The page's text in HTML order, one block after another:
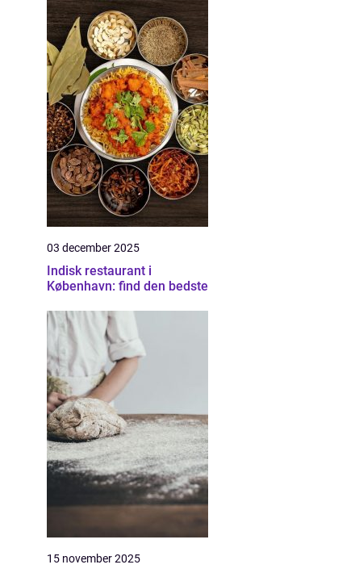
03 december 2025
Indisk restaurant i
København: find den bedste
15 november 2025